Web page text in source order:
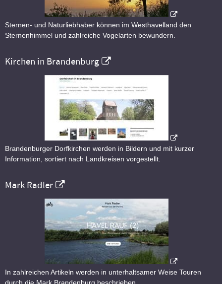
Sternen- und Naturliebhaber können im Westhavelland den
Sternenhimmel und zahlreiche Vogelarten bewundern.
Kirchen in Brandenburg
Brandenburger Dorfkirchen werden in Bildern und mit kurzer
Information, sortiert nach Landkreisen vorgestellt.
Mark Radler
In zahlreichen Artikeln werden in unterhaltsamer Weise Touren